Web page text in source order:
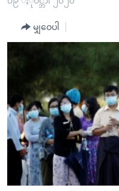
ပင်မ
ကြည့်
အ
ညွန်း
စာမျက်နှာ
ကျော်
အစ္စရေး-ပါလက်စတိုင်း
အင်္ဂလိပ်စာလေ့လာမယ်
အမေရိကန်သုံးအီဒီယံ
မကြေးမုံရဲ့ အင်္ဂလိပ်စာ
ရုပ်ရှင်ထဲက အင်္ဂလိပ်စာ
သုတပဒေသာ အင်္ဂလိပ်စာ
အပတ်စဉ်ကဏ္ဍများ
ရေဒီယို
တီဗွီ
ရေဒီယိုနှင့်ရုပ်သံ အချက်အ
ရေဒီယို/တီဗွီအစီအစဉ်
Learning English
ဗွီအိုအေ လူမှုကွန်ယက်များ
မျှဝေပါ